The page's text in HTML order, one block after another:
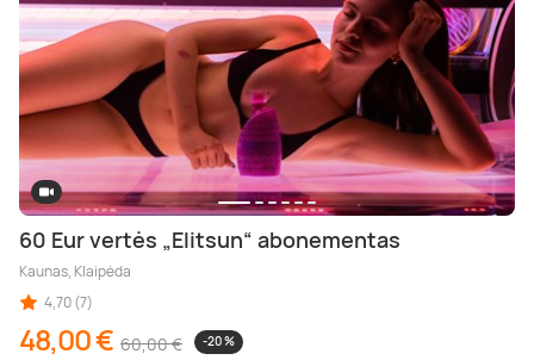
60 Eur vertės „Elitsun“ abonementas
Kaunas, Klaipėda
4,70 (7)
48,00 € 60,00 € -20 %